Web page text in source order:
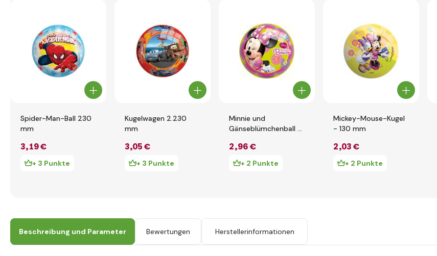
Spider-Man-Ball 230
mm
3,19 €
+ 3 Punkte
Kugelwagen 2.230
mm
3,05 €
+ 3 Punkte
Minnie und
Gänseblümchenball -
2,96 €
+ 2 Punkte
Mickey-Mouse-Kugel
- 130 mm
2,03 €
+ 2 Punkte
Beschreibung und Parameter Bewertungen Herstellerinformationen